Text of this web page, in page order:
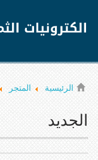
الرئيسية المتجر
الجديد